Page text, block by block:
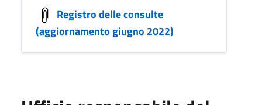
Registro delle consulte
(aggiornamento giugno 2022)